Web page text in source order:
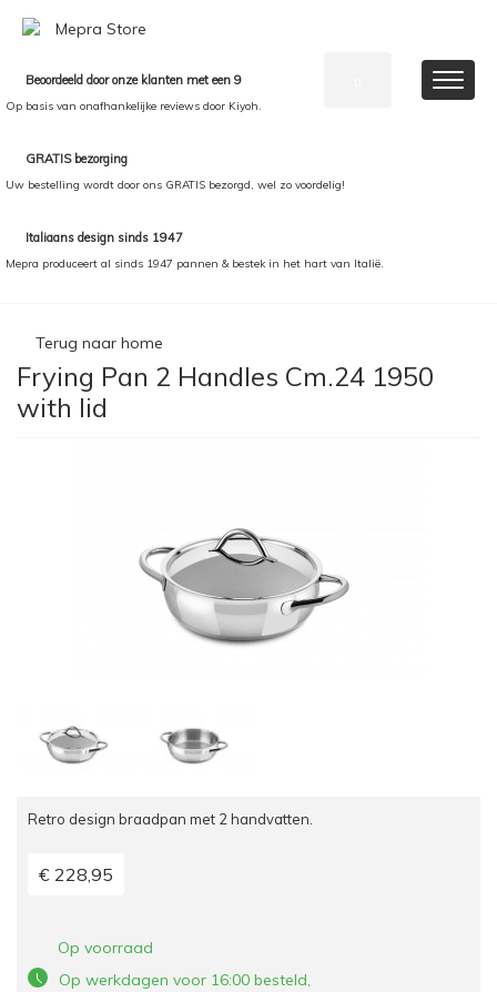
Beoordeeld door onze klanten met een 9
Op basis van onafhankelijke reviews door Kiyoh.
GRATIS bezorging
Uw bestelling wordt door ons GRATIS bezorgd, wel zo voordelig!
Italiaans design sinds 1947
Mepra produceert al sinds 1947 pannen & bestek in het hart van Italië.
Terug naar home
Frying Pan 2 Handles Cm.24 1950
with lid
Retro design braadpan met 2 handvatten.
€ 228,95
Op voorraad
Op werkdagen voor 16:00 besteld,